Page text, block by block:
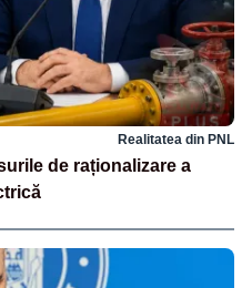
Realitatea din PNL
de raționalizare a